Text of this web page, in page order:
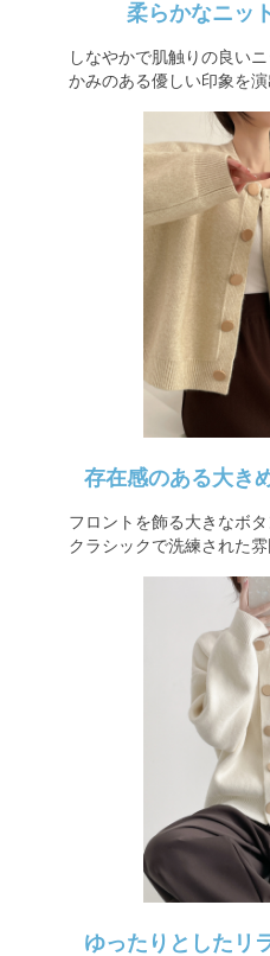
柔らかなニッ
しなやかで肌触りの良い
かみのある優しい印象を演
存在感のある大き
フロントを飾る大きなボ
クラシックで洗練された
ゆったりとしたリ